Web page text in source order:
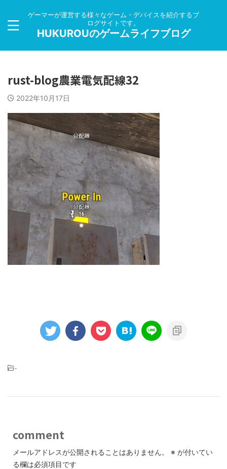
ゲーマーが運営する様々なゲーム・デバイスを紹介するブ
ログサイトです。
HUKUROUのゲームライフブログ
rust-blog農業電気配線32
2022年10月17日
-
comment
メールアドレスが公開されることはありません。 ※ が付いてい
る欄は必須項目です